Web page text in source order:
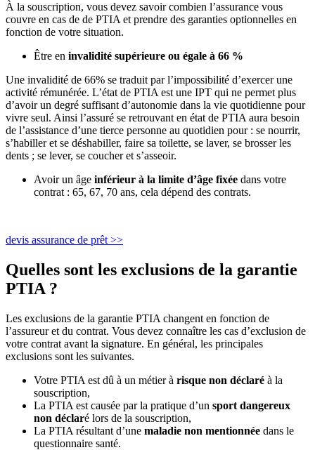
À la souscription, vous devez savoir combien l’assurance vous
couvre en cas de de PTIA et prendre des garanties optionnelles en
fonction de votre situation.
Être en invalidité supérieure ou égale à 66 %
Une invalidité de 66% se traduit par l’impossibilité d’exercer une
activité rémunérée. L’état de PTIA est une IPT qui ne permet plus
d’avoir un degré suffisant d’autonomie dans la vie quotidienne pour
vivre seul. Ainsi l’assuré se retrouvant en état de PTIA aura besoin
de l’assistance d’une tierce personne au quotidien pour : se nourrir,
s’habiller et se déshabiller, faire sa toilette, se laver, se brosser les
dents ; se lever, se coucher et s’asseoir.
Avoir un âge inférieur à la limite d’âge fixée dans votre
contrat : 65, 67, 70 ans, cela dépend des contrats.
devis assurance de prêt >>
Quelles sont les exclusions de la garantie
PTIA ?
Les exclusions de la garantie PTIA changent en fonction de
l’assureur et du contrat. Vous devez connaître les cas d’exclusion de
votre contrat avant la signature. En général, les principales
exclusions sont les suivantes.
Votre PTIA est dû à un métier à risque non déclaré à la
souscription,
La PTIA est causée par la pratique d’un sport dangereux
non déclaré lors de la souscription,
La PTIA résultant d’une maladie non mentionnée dans le
questionnaire santé.